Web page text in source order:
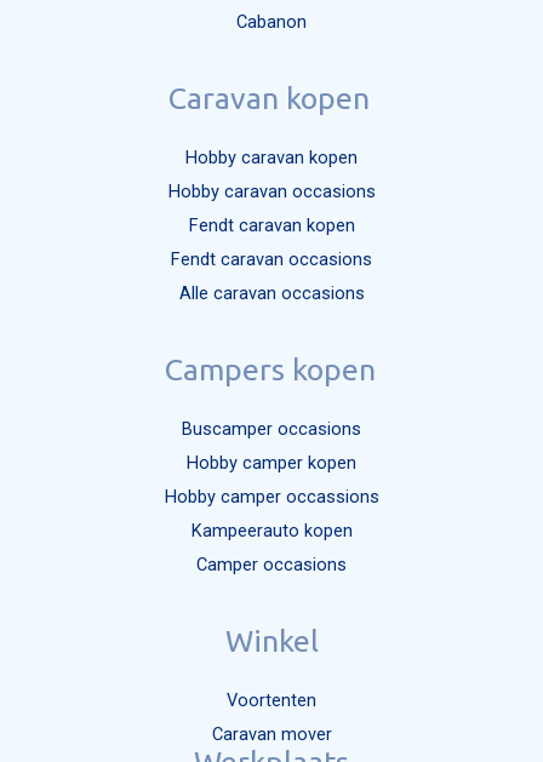
Cabanon
Caravan kopen
Hobby caravan kopen
Hobby caravan occasions
Fendt caravan kopen
Fendt caravan occasions
Alle caravan occasions
Campers kopen
Buscamper occasions
Hobby camper kopen
Hobby camper occassions
Kampeerauto kopen
Camper occasions
Winkel
Voortenten
Caravan mover